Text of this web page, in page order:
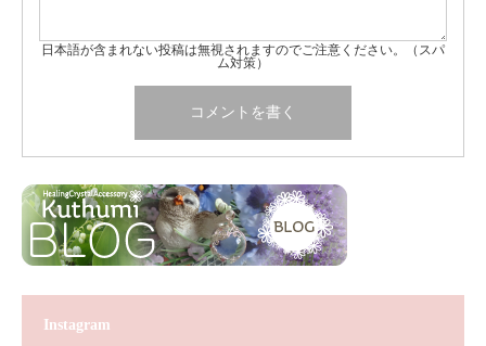
日本語が含まれない投稿は無視されますのでご注意ください。（スパ
ム対策）
Instagram